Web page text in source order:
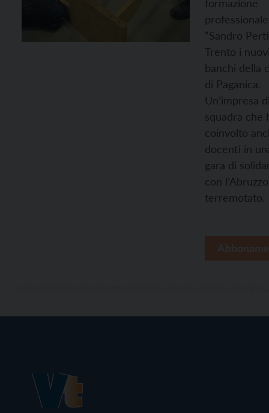
formazione
professionale
“Sandro
Trento i
banchi della
di Paganica.
Un’impresa
squadra che
coinvolto
docenti in
gara di
con l’Abruzzo
terremotato.